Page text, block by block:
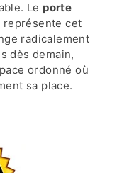
Le porte
représente cet
radicalement
dès demain,
ordonné où
sa place.